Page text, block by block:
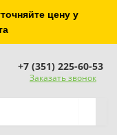
цену у
+7 (351) 225-60-53
Заказать звонок